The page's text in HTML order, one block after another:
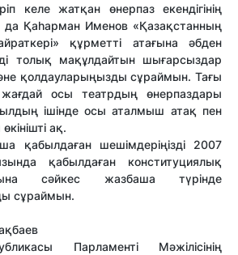
келе жатқан өнерпаз екендігінің
да Қаһарман Именов «Қазақстанның
құрметті атағына әбден
толық мақұлдайтын шығарсыздар
қолдауларыңызды сұраймын. Тағы
жағдай осы театрдың өнерпаздары
ішінде осы аталмыш атақ пен
ақ.
қабылдаған шешімдеріңізді 2007
қабылдаған конституциялық
сәйкес жазбаша түрінде
сұраймын.
Парламенті Мәжілісінің